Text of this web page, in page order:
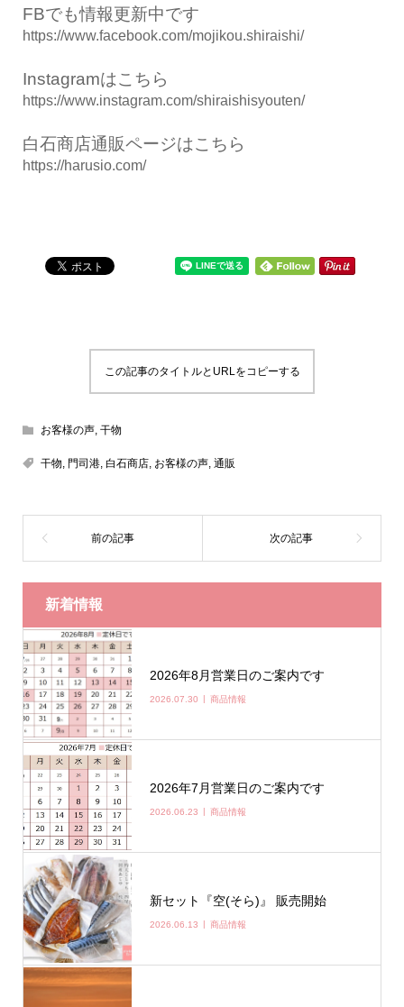
FBでも情報更新中です
https://www.facebook.com/mojikou.shiraishi/
Instagramはこちら
https://www.instagram.com/shiraishisyouten/
白石商店通販ページはこちら
https://harusio.com/
この記事のタイトルとURLをコピーする
お客様の声, 干物
干物, 門司港, 白石商店, お客様の声, 通販
新着情報
2026年8月営業日のご案内です
2026.07.30 商品情報
2026年7月営業日のご案内です
2026.06.23 商品情報
新セット『空(そら)』 販売開始
2026.06.13 商品情報